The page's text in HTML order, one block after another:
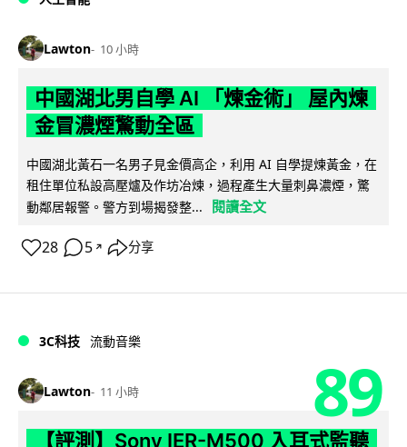
Lawton 10 小時
中國湖北男自學 AI 「煉金術」 屋內煉
金冒濃煙驚動全區
中國湖北黃石一名男子見金價高企，利用 AI 自學提煉黃金，在
租住單位私設高壓爐及作坊冶煉，過程產生大量刺鼻濃煙，驚
動鄰居報警。警方到場揭發整...
閱讀全文
28 5 ↗ 分享
3C科技 流動音樂
Lawton 11 小時 89
【評測】Sony IER-M500 入耳式監聽